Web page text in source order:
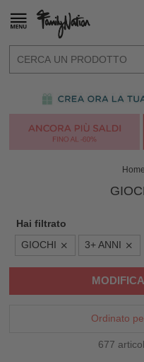
Home
Hai filtrato
GIOCHI 3+ ANNI
Ordinato
677